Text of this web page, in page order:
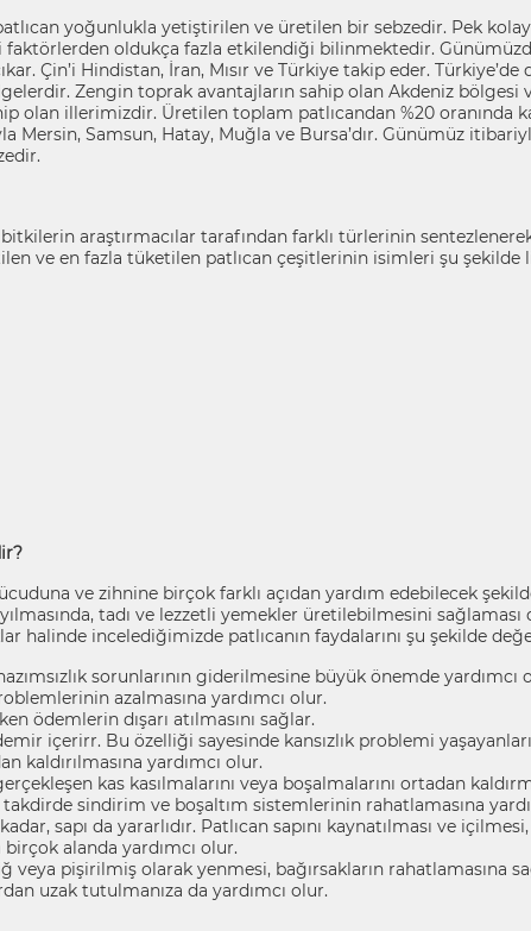
yoğunlukla yetiştirilen ve üretilen bir sebzedir. Pek
oldukça fazla etkilendiği bilinmektedir.
Çin’i Hindistan, İran, Mısır ve Türkiye takip eder.
Zengin toprak avantajların sahip olan Akdeniz
olan illerimizdir. Üretilen toplam patlıcandan %20 oranında
Mersin, Samsun, Hatay, Muğla ve Bursa’dır. Günümüz
araştırmacılar tarafından farklı türlerinin
ve en fazla tüketilen patlıcan çeşitlerinin isimleri şu şekilde
ve zihnine birçok farklı açıdan yardım edebilecek
tadı ve lezzetli yemekler üretilebilmesini sağlaması
halinde incelediğimizde patlıcanın faydalarını şu şekilde
sorunlarının giderilmesine büyük önemde yardımcı
azalmasına yardımcı olur.
ödemlerin dışarı atılmasını sağlar.
içerirr. Bu özelliği sayesinde kansızlık problemi
kaldırılmasına yardımcı olur.
kas kasılmalarını veya boşalmalarını ortadan
sindirim ve boşaltım sistemlerinin rahatlamasına
sapı da yararlıdır. Patlıcan sapını kaynatılması ve
alanda yardımcı olur.
veya pişirilmiş olarak yenmesi, bağırsakların rahatlamasına
uzak tutulmanıza da yardımcı olur.